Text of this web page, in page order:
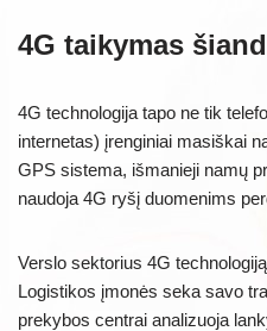
4G taikymas
4G technologija tapo ne tik
internetas) įrenginiai masiškai
GPS sistema, išmanieji namų
naudoja 4G ryšį duomenims
Verslo sektorius 4G
Logistikos įmonės seka savo
prekybos centrai analizuoja